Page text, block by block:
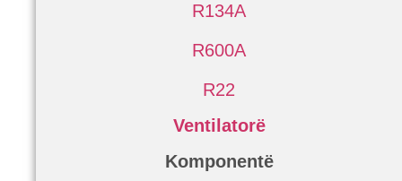
R134A
R600A
R22
Ventilatorë
Komponentë